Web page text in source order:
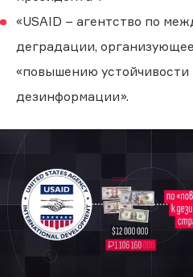
«USAID – агентство по
деградации,
«повышению устойчивости
дезинформации».